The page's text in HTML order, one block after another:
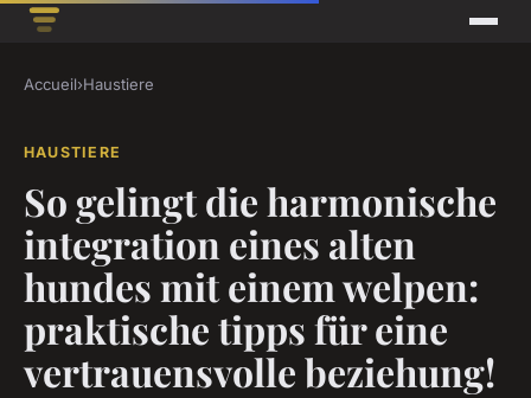
Accueil›Haustiere
HAUSTIERE
So gelingt die harmonische
integration eines alten
hundes mit einem welpen:
praktische tipps für eine
vertrauensvolle beziehung!